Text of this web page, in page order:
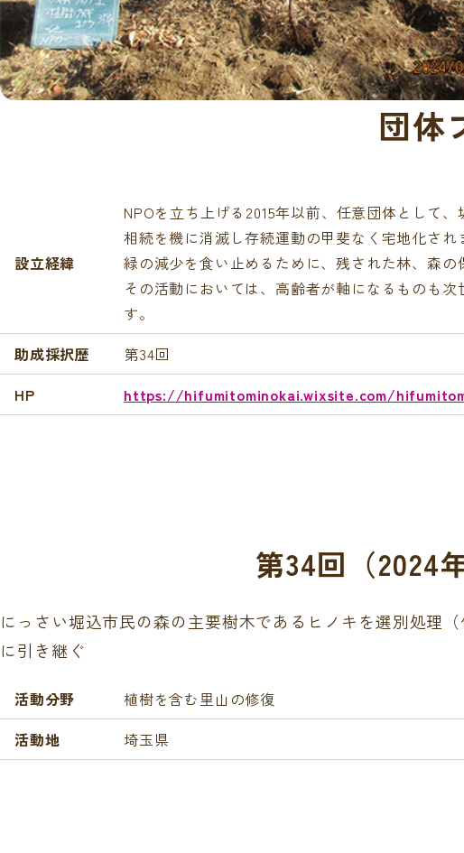
団体
設立経緯
NPOを立ち上げる2015年以前、任意団体として
相続を機に消滅し存続運動の甲斐なく宅地化され
緑の減少を食い止めるために、残された林、森の
その活動においては、高齢者が軸になるものも
す。
助成採択歴
第34回
HP
https://hifumitominokai.wixsite.com/
第34回（2024
にっさい堀込市民の森の主要樹木であるヒノキを選別処理
に引き継ぐ
活動分野
植樹を含む里山の修復
活動地
埼玉県